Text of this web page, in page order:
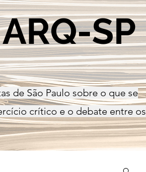
de São Paulo sobre o que se
crítico e o debate entre os
SP